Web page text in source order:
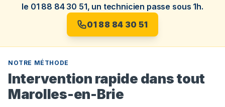
le 01 88 84 30 51, un technicien passe sous 1h.
01 88 84 30 51
NOTRE MÉTHODE
Intervention rapide dans tout
Marolles-en-Brie